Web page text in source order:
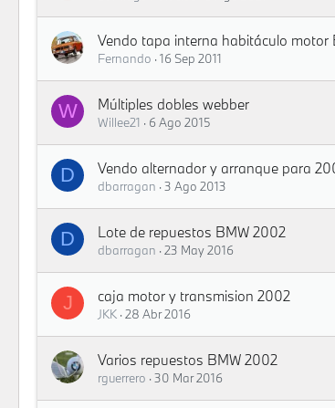
Vendo tapa interna habitáculo motor
Fernando 16 Sep 2011
W Múltiples dobles webber
Willee21 6 Ago 2015
D Vendo alternador y arranque para
dbarragan 3 Ago 2013
D Lote de repuestos BMW 2002
dbarragan 23 May 2016
J caja motor y transmision 2002
JKK 28 Abr 2016
Varios repuestos BMW 2002
rguerrero 30 Mar 2016